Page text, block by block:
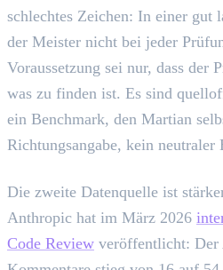
schlechtes Zeichen: In einer gut
der Meister nicht bei jeder
Voraussetzung sei nur, dass der
was zu finden ist. Es sind
ein Benchmark, den Martian
Richtungsangabe, kein neutraler
Die zweite Datenquelle ist
Anthropic hat im März 2026
Code Review veröffentlicht: Der